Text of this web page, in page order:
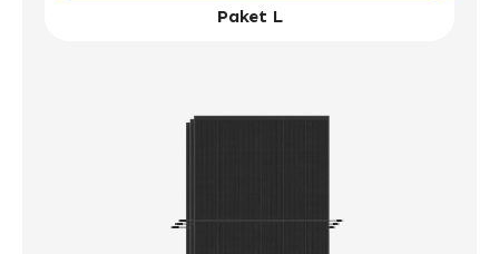
Paket L